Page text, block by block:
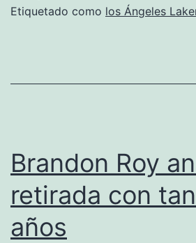
es
Etiquetado como los Ángeles
Brandon Roy
retirada con
años